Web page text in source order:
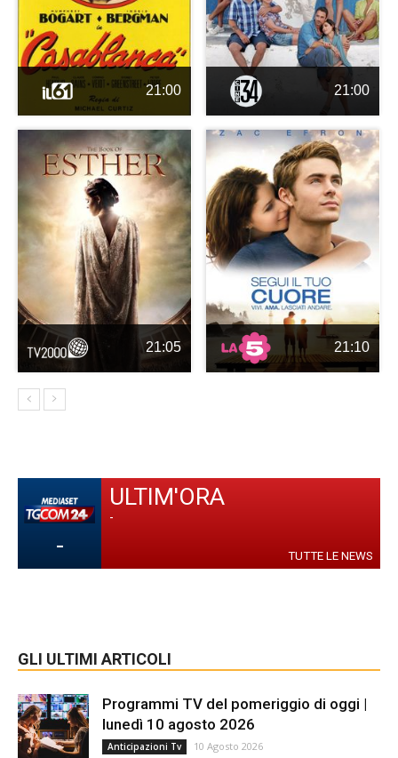
21:00 21:00
21:05 21:10
-
ULTIM'ORA
-
TUTTE LE NEWS
GLI ULTIMI ARTICOLI
Programmi TV del pomeriggio di oggi |
lunedì 10 agosto 2026
Anticipazioni Tv 10 Agosto 2026